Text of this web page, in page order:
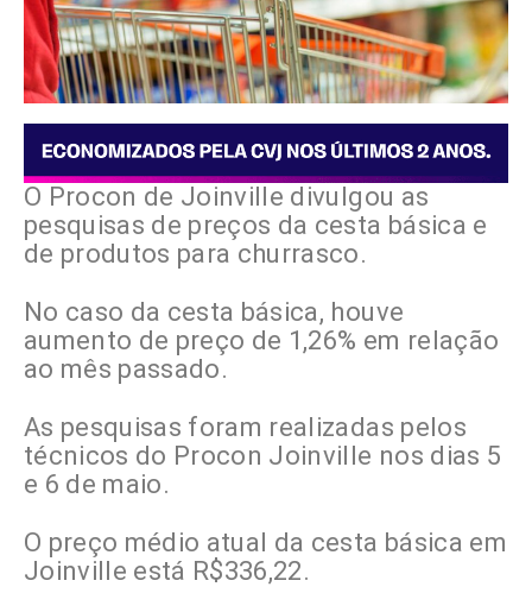
O Procon de Joinville divulgou as
pesquisas de preços da cesta básica e
de produtos para churrasco.
No caso da cesta básica, houve
aumento de preço de 1,26% em relação
ao mês passado.
As pesquisas foram realizadas pelos
técnicos do Procon Joinville nos dias 5
e 6 de maio.
O preço médio atual da cesta básica em
Joinville está R$336,22.